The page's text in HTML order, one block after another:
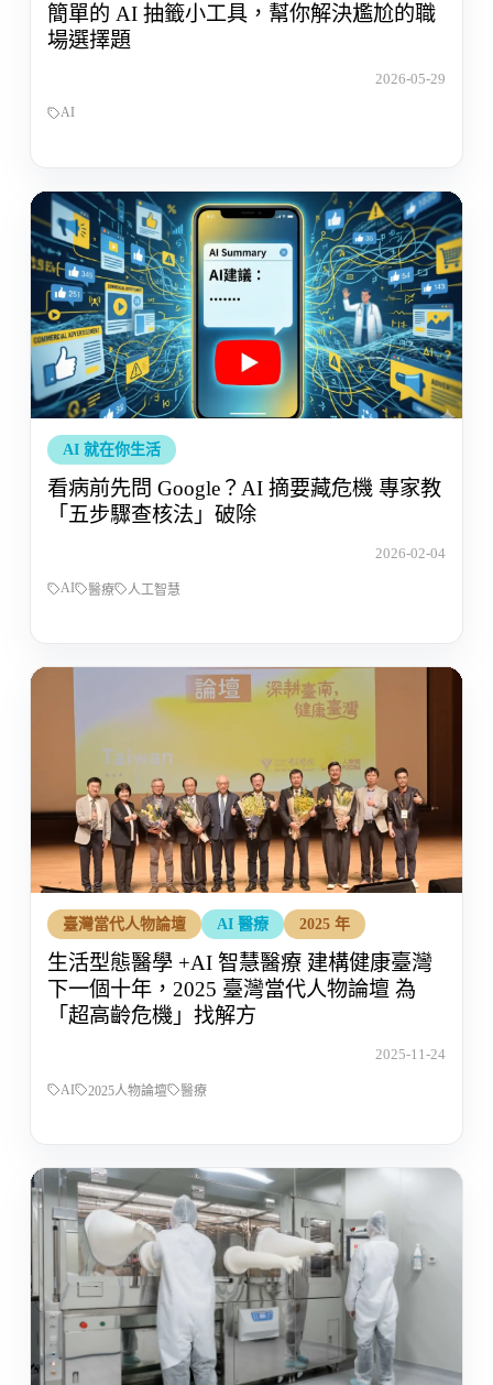
簡單的 AI 抽籤小工具，幫你解決尷尬的職
場選擇題
2026-05-29
AI
AI 就在你生活
看病前先問 Google？AI 摘要藏危機 專家教
「五步驟查核法」破除
2026-02-04
AI 醫療 人工智慧
臺灣當代人物論壇 AI 醫療 2025 年
生活型態醫學 +AI 智慧醫療 建構健康臺灣
下一個十年，2025 臺灣當代人物論壇 為
「超高齡危機」找解方
2025-11-24
AI 2025人物論壇 醫療